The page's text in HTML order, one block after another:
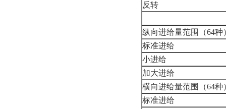
反转
纵向进给量范围（64种
标准进给
小进给
加大进给
横向进给量范围（64种
标准进给